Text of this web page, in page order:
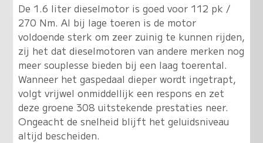
De 1.6 liter dieselmotor is goed voor 112 pk /
270 Nm. Al bij lage toeren is de motor
voldoende sterk om zeer zuinig te kunnen rijden,
zij het dat dieselmotoren van andere merken nog
meer souplesse bieden bij een laag toerental.
Wanneer het gaspedaal dieper wordt ingetrapt,
volgt vrijwel onmiddellijk een respons en zet
deze groene 308 uitstekende prestaties neer.
Ongeacht de snelheid blijft het geluidsniveau
altijd bescheiden.